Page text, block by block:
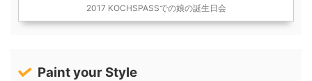
2017 KOCHSPASSでの娘の誕生日会
Paint your Style